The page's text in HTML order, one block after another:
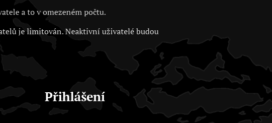
a to v omezeném počtu.
je limitován. Neaktivní uživatelé budou
Přihlášení